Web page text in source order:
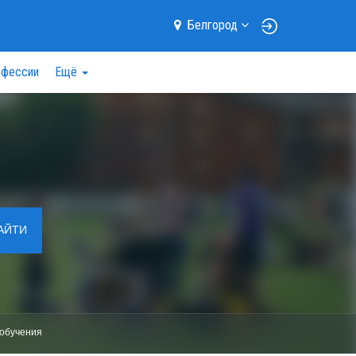
Белгород
Ещё